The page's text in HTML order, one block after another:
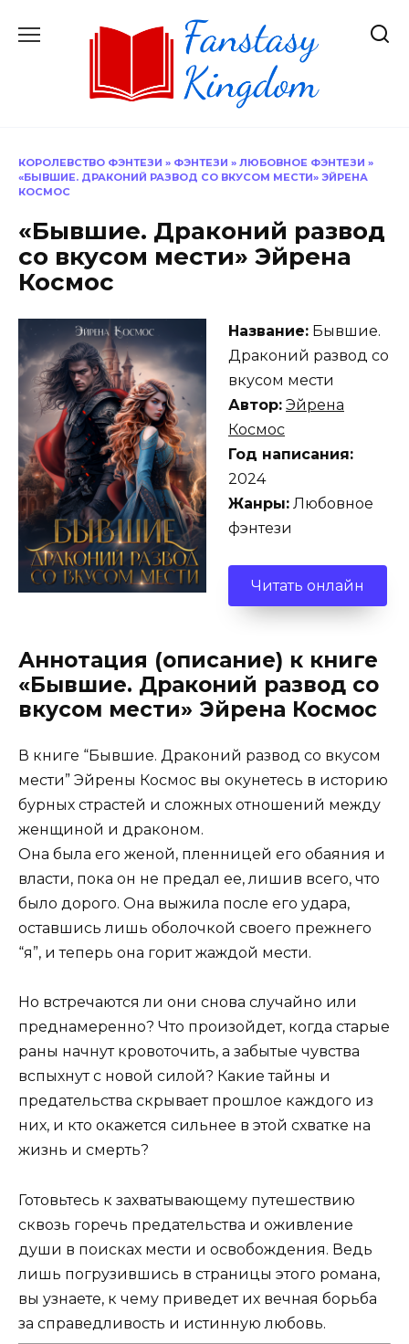
КОРОЛЕВСТВО ФЭНТЕЗИ » ФЭНТЕЗИ » ЛЮБОВНОЕ ФЭНТЕЗИ »
«БЫВШИЕ. ДРАКОНИЙ РАЗВОД СО ВКУСОМ МЕСТИ» ЭЙРЕНА
КОСМОС
«Бывшие. Драконий развод
со вкусом мести» Эйрена
Космос
Название: Бывшие.
Драконий развод со
вкусом мести
Автор: Эйрена
Космос
Год написания:
2024
Жанры: Любовное
фэнтези
Читать онлайн
Аннотация (описание) к книге
«Бывшие. Драконий развод со
вкусом мести» Эйрена Космос
В книге “Бывшие. Драконий развод со вкусом
мести” Эйрены Космос вы окунетесь в историю
бурных страстей и сложных отношений между
женщиной и драконом.
Она была его женой, пленницей его обаяния и
власти, пока он не предал ее, лишив всего, что
было дорого. Она выжила после его удара,
оставшись лишь оболочкой своего прежнего
“я”, и теперь она горит жаждой мести.
Но встречаются ли они снова случайно или
преднамеренно? Что произойдет, когда старые
раны начнут кровоточить, а забытые чувства
вспыхнут с новой силой? Какие тайны и
предательства скрывает прошлое каждого из
них, и кто окажется сильнее в этой схватке на
жизнь и смерть?
Готовьтесь к захватывающему путешествию
сквозь горечь предательства и оживление
души в поисках мести и освобождения. Ведь
лишь погрузившись в страницы этого романа,
вы узнаете, к чему приведет их вечная борьба
за справедливость и истинную любовь.